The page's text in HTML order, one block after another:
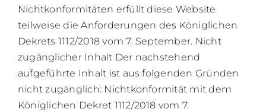
Nichtkonformitäten erfüllt diese Website
teilweise die Anforderungen des Königlichen
Dekrets 1112/2018 vom 7. September. Nicht
zugänglicher Inhalt Der nachstehend
aufgeführte Inhalt ist aus folgenden Gründen
nicht zugänglich: Nichtkonformität mit dem
Königlichen Dekret 1112/2018 vom 7.